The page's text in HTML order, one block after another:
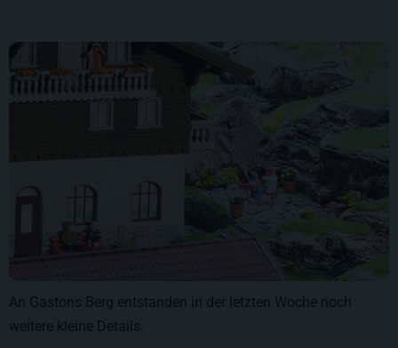
An Gastons Berg entstanden in der letzten Woche noch
weitere kleine Details.